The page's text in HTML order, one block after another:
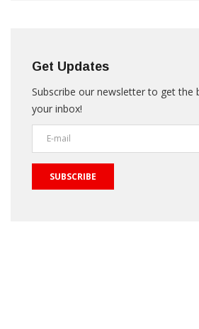
Get Updates
Subscribe our newsletter to get the
your inbox!
SUBSCRIBE